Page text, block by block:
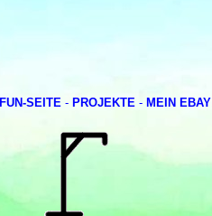
FUN-SEITE - PROJEKTE - MEIN EBAY